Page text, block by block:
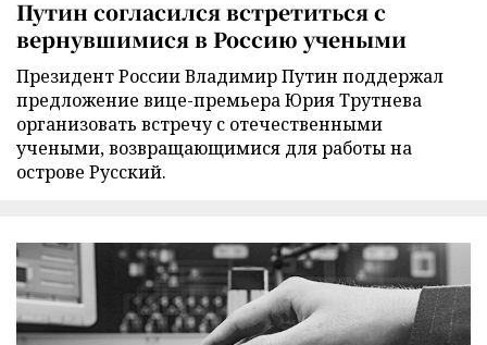
Путин согласился встретиться с
вернувшимися в Россию учеными
Президент России Владимир Путин поддержал
предложение вице-премьера Юрия Трутнева
организовать встречу с отечественными
учеными, возвращающимися для работы на
острове Русский.